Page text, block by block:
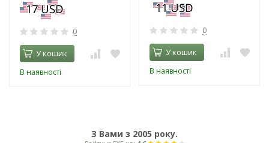
0
У кошик
В наявності
0
У кошик
В наявності
З Вами з 2005 року.